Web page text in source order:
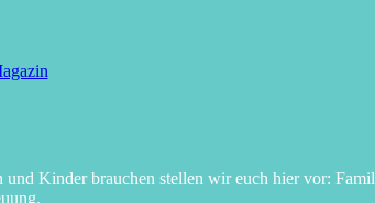
Kinder brauchen stellen wir euch hier vor: